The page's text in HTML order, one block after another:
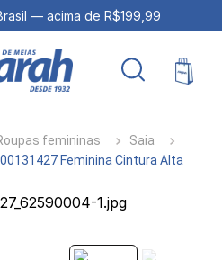
— acima de R$199,99
femininas
Saia
Feminina Cintura Alta